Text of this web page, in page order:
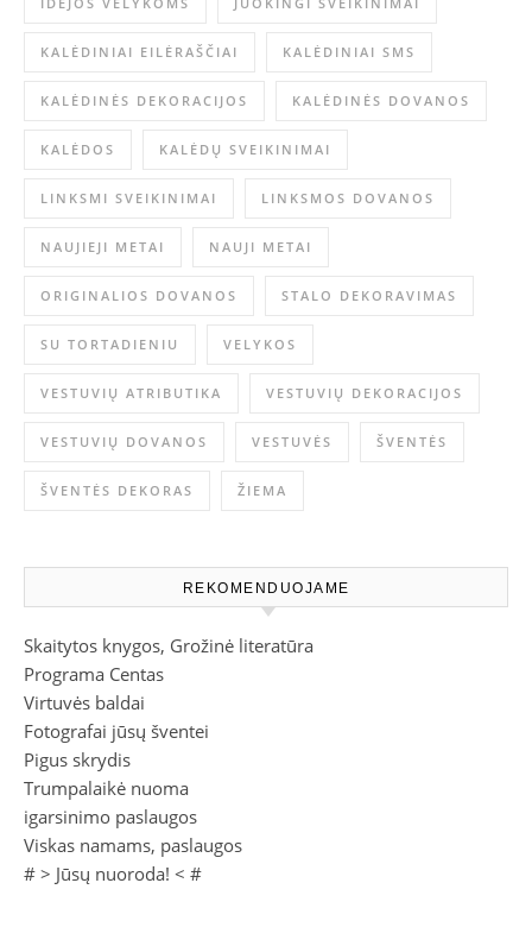
KALĖDINIAI EILĖRAŠČIAI KALĖDINIAI SMS
KALĖDINĖS DEKORACIJOS KALĖDINĖS DOVANOS
KALĖDOS KALĖDŲ SVEIKINIMAI
LINKSMI SVEIKINIMAI LINKSMOS DOVANOS
NAUJIEJI METAI NAUJI METAI
ORIGINALIOS DOVANOS STALO DEKORAVIMAS
SU TORTADIENIU VELYKOS
VESTUVIŲ ATRIBUTIKA VESTUVIŲ DEKORACIJOS
VESTUVIŲ DOVANOS VESTUVĖS ŠVENTĖS
ŠVENTĖS DEKORAS ŽIEMA
REKOMENDUOJAME
Skaitytos knygos, Grožinė literatūra
Programa Centas
Virtuvės baldai
Fotografai jūsų šventei
Pigus skrydis
Trumpalaikė nuoma
igarsinimo paslaugos
Viskas namams, paslaugos
# > Jūsų nuoroda! < #